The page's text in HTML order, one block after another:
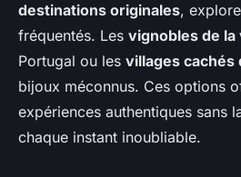
destinations originales,
fréquentés. Les vignobles de la
Portugal ou les villages cachés
bijoux méconnus. Ces options
expériences authentiques sans
chaque instant inoubliable.